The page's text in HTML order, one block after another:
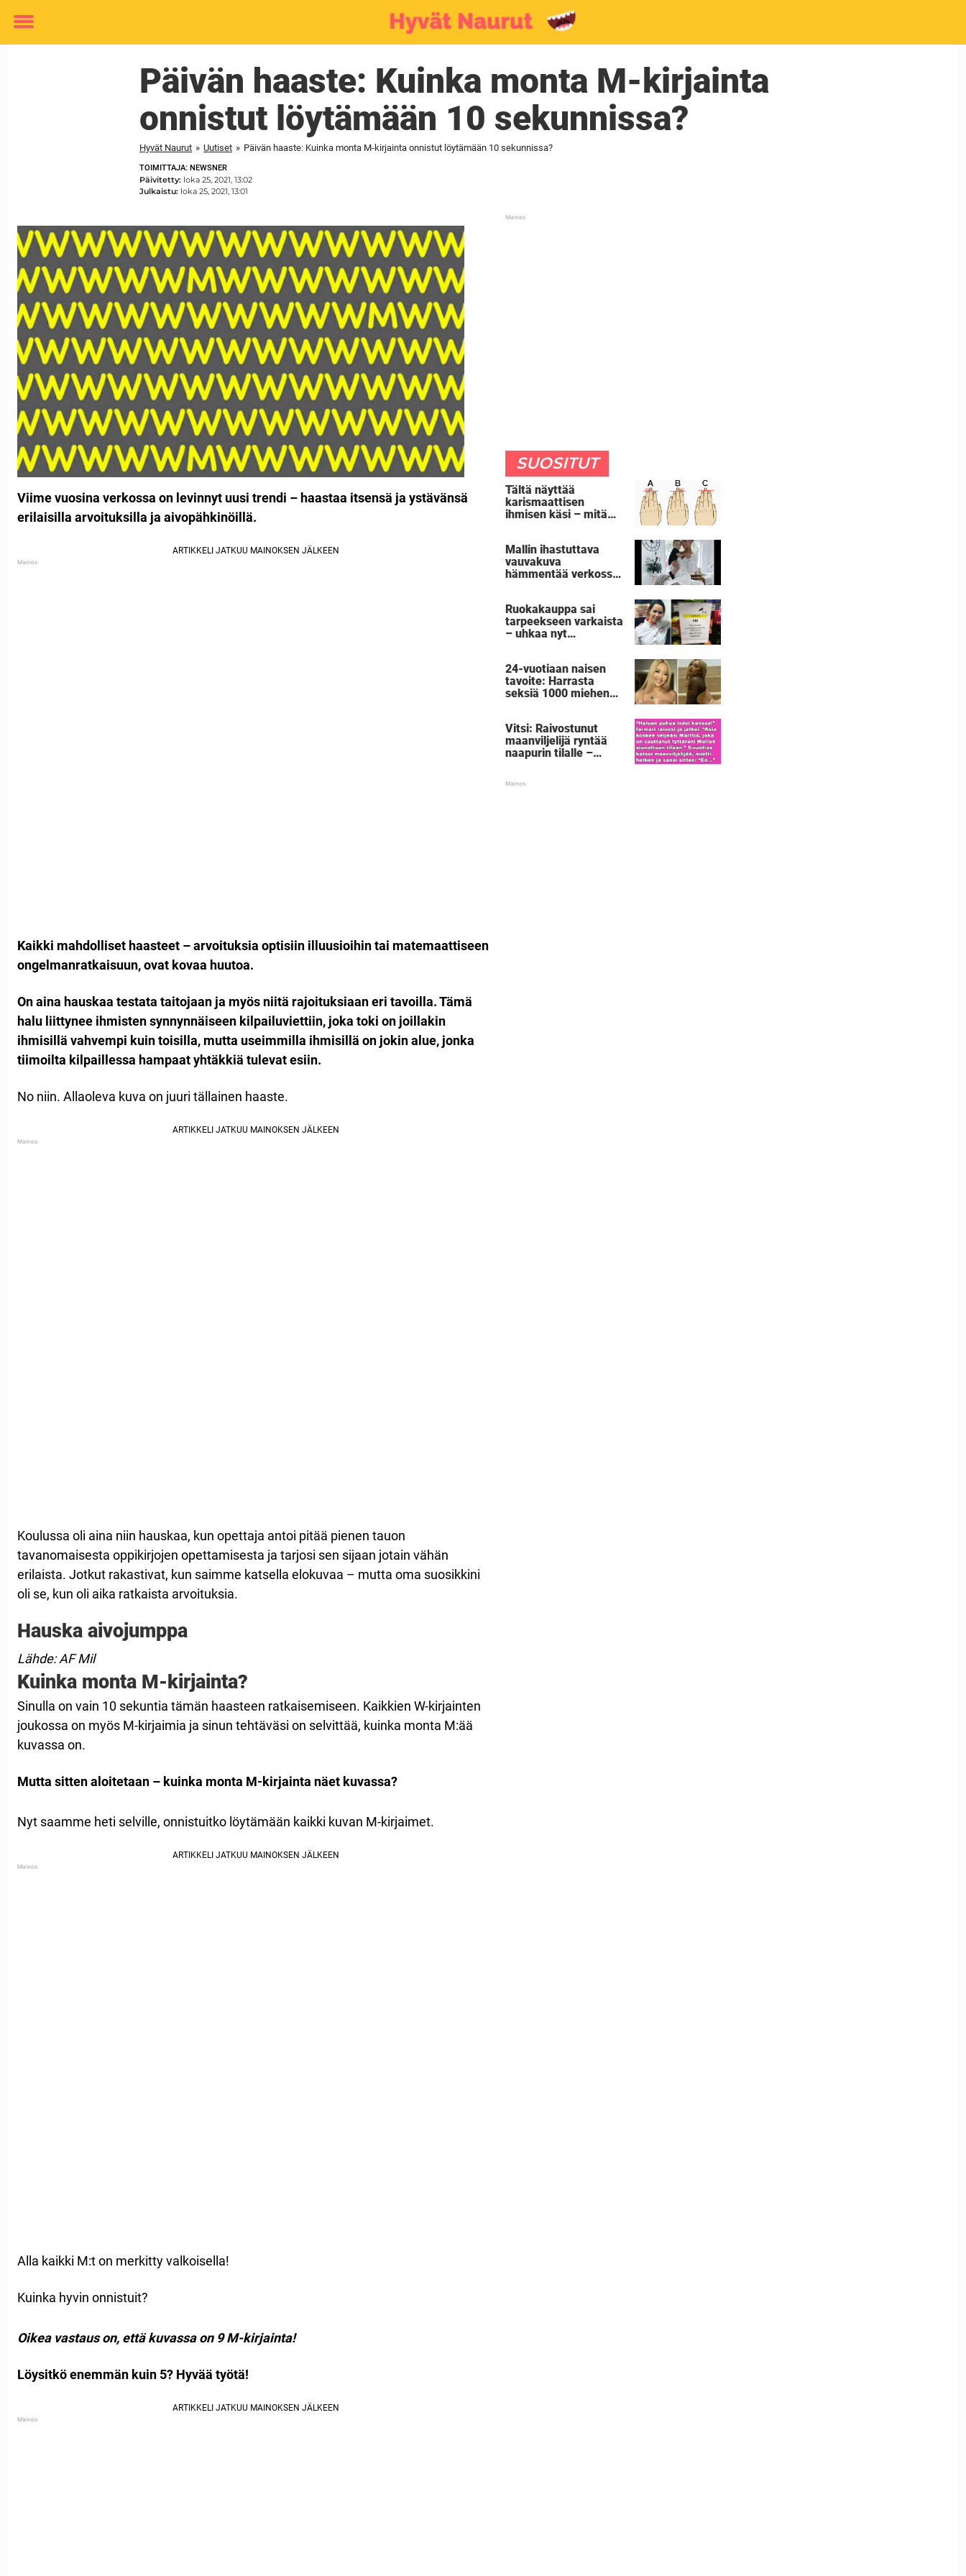
Toggle
Päivän haaste: Kuinka monta M-kirjainta
onnistut löytämään 10 sekunnissa?
Hyvät Naurut » Uutiset » Päivän haaste: Kuinka monta M-kirjainta onnistut löytämään 10 sekunnissa?
TOIMITTAJA: NEWSNER
Päivitetty: loka 25, 2021, 13:02
Julkaistu: loka 25, 2021, 13:01
Viime vuosina verkossa on levinnyt uusi trendi – haastaa itsensä ja ystävänsä
erilaisilla arvoituksilla ja aivopähkinöillä.
Kaikki mahdolliset haasteet – arvoituksia optisiin illuusioihin tai matemaattiseen
ongelmanratkaisuun, ovat kovaa huutoa.
On aina hauskaa testata taitojaan ja myös niitä rajoituksiaan eri tavoilla. Tämä
halu liittynee ihmisten synnynnäiseen kilpailuviettiin, joka toki on joillakin
ihmisillä vahvempi kuin toisilla, mutta useimmilla ihmisillä on jokin alue, jonka
tiimoilta kilpaillessa hampaat yhtäkkiä tulevat esiin.
No niin. Allaoleva kuva on juuri tällainen haaste.
Koulussa oli aina niin hauskaa, kun opettaja antoi pitää pienen tauon
tavanomaisesta oppikirjojen opettamisesta ja tarjosi sen sijaan jotain vähän
erilaista. Jotkut rakastivat, kun saimme katsella elokuvaa – mutta oma suosikkini
oli se, kun oli aika ratkaista arvoituksia.
Hauska aivojumppa
Lähde: AF Mil
Kuinka monta M-kirjainta?
Sinulla on vain 10 sekuntia tämän haasteen ratkaisemiseen. Kaikkien W-kirjainten
joukossa on myös M-kirjaimia ja sinun tehtäväsi on selvittää, kuinka monta M:ää
kuvassa on.
Mutta sitten aloitetaan – kuinka monta M-kirjainta näet kuvassa?
Nyt saamme heti selville, onnistuitko löytämään kaikki kuvan M-kirjaimet.
Alla kaikki M:t on merkitty valkoisella!
Kuinka hyvin onnistuit?
Oikea vastaus on, että kuvassa on 9 M-kirjainta!
Löysitkö enemmän kuin 5? Hyvää työtä!
SUOSITUT
Tältä näyttää
karismaattisen
ihmisen käsi – mitä
Mallin ihastuttava
vauvakuva
hämmentää verkossa
Ruokakauppa sai
tarpeekseen varkaista
– uhkaa nyt
nauramaan ääneen
24-vuotiaan naisen
tavoite: Harrasta
seksiä 1000 miehen
"Voimaannuttavaa"
Vitsi: Raivostunut
maanviljelijä ryntää
naapurin tilalle –
shokkisalaisuuden,